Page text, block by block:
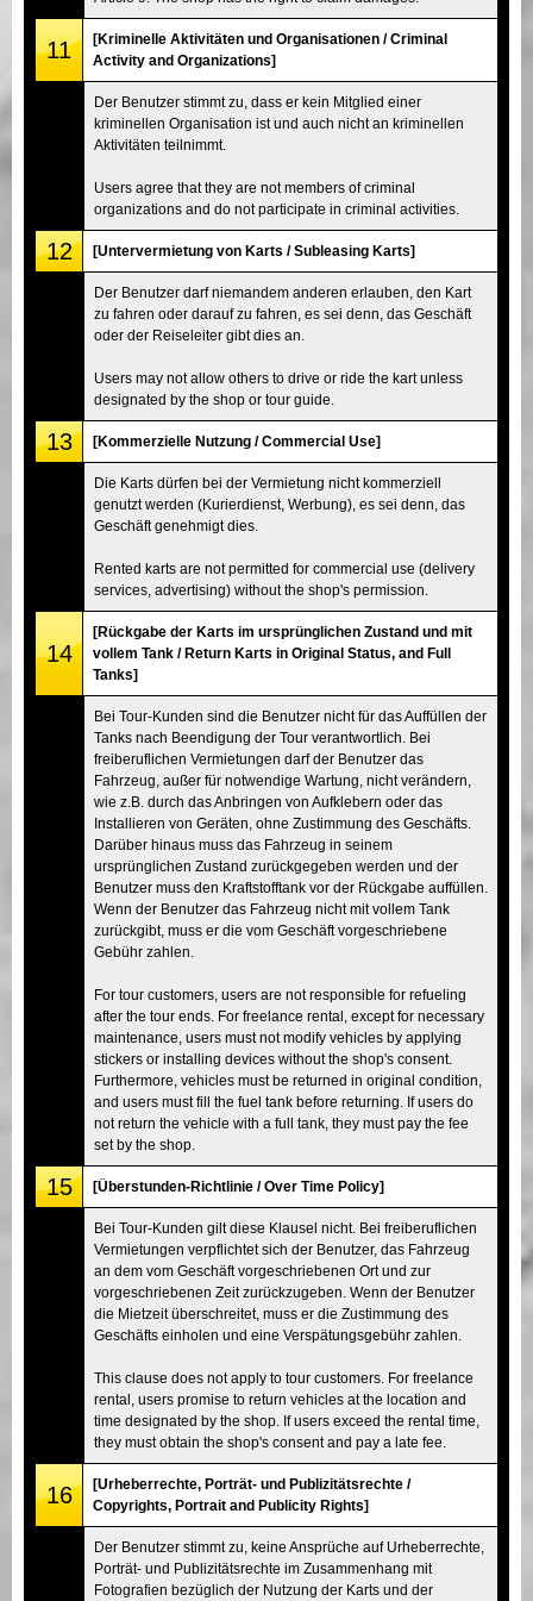
11
[Kriminelle Aktivitäten und Organisationen / Criminal
Activity and Organizations]
Der Benutzer stimmt zu, dass er kein Mitglied einer
kriminellen Organisation ist und auch nicht an kriminellen
Aktivitäten teilnimmt.
Users agree that they are not members of criminal
organizations and do not participate in criminal activities.
12 [Untervermietung von Karts / Subleasing Karts]
Der Benutzer darf niemandem anderen erlauben, den Kart
zu fahren oder darauf zu fahren, es sei denn, das Geschäft
oder der Reiseleiter gibt dies an.
Users may not allow others to drive or ride the kart unless
designated by the shop or tour guide.
13 [Kommerzielle Nutzung / Commercial Use]
Die Karts dürfen bei der Vermietung nicht kommerziell
genutzt werden (Kurierdienst, Werbung), es sei denn, das
Geschäft genehmigt dies.
Rented karts are not permitted for commercial use (delivery
services, advertising) without the shop's permission.
14
[Rückgabe der Karts im ursprünglichen Zustand und mit
vollem Tank / Return Karts in Original Status, and Full
Tanks]
Bei Tour-Kunden sind die Benutzer nicht für das Auffüllen der
Tanks nach Beendigung der Tour verantwortlich. Bei
freiberuflichen Vermietungen darf der Benutzer das
Fahrzeug, außer für notwendige Wartung, nicht verändern,
wie z.B. durch das Anbringen von Aufklebern oder das
Installieren von Geräten, ohne Zustimmung des Geschäfts.
Darüber hinaus muss das Fahrzeug in seinem
ursprünglichen Zustand zurückgegeben werden und der
Benutzer muss den Kraftstofftank vor der Rückgabe auffüllen.
Wenn der Benutzer das Fahrzeug nicht mit vollem Tank
zurückgibt, muss er die vom Geschäft vorgeschriebene
Gebühr zahlen.
For tour customers, users are not responsible for refueling
after the tour ends. For freelance rental, except for necessary
maintenance, users must not modify vehicles by applying
stickers or installing devices without the shop's consent.
Furthermore, vehicles must be returned in original condition,
and users must fill the fuel tank before returning. If users do
not return the vehicle with a full tank, they must pay the fee
set by the shop.
15 [Überstunden-Richtlinie / Over Time Policy]
Bei Tour-Kunden gilt diese Klausel nicht. Bei freiberuflichen
Vermietungen verpflichtet sich der Benutzer, das Fahrzeug
an dem vom Geschäft vorgeschriebenen Ort und zur
vorgeschriebenen Zeit zurückzugeben. Wenn der Benutzer
die Mietzeit überschreitet, muss er die Zustimmung des
Geschäfts einholen und eine Verspätungsgebühr zahlen.
This clause does not apply to tour customers. For freelance
rental, users promise to return vehicles at the location and
time designated by the shop. If users exceed the rental time,
they must obtain the shop's consent and pay a late fee.
16
[Urheberrechte, Porträt- und Publizitätsrechte /
Copyrights, Portrait and Publicity Rights]
Der Benutzer stimmt zu, keine Ansprüche auf Urheberrechte,
Porträt- und Publizitätsrechte im Zusammenhang mit
Fotografien bezüglich der Nutzung der Karts und der